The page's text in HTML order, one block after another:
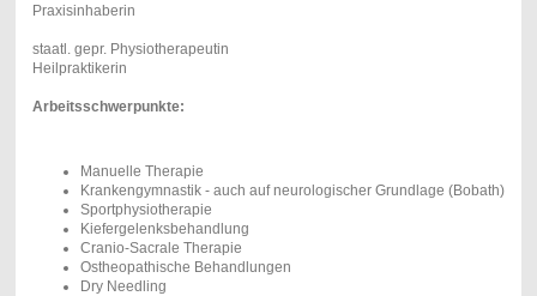
Praxisinhaberin
staatl. gepr. Physiotherapeutin
Heilpraktikerin
Arbeitsschwerpunkte:
Manuelle Therapie
Krankengymnastik - auch auf neurologischer Grundlage (Bobath)
Sportphysiotherapie
Kiefergelenksbehandlung
Cranio-Sacrale Therapie
Ostheopathische Behandlungen
Dry Needling